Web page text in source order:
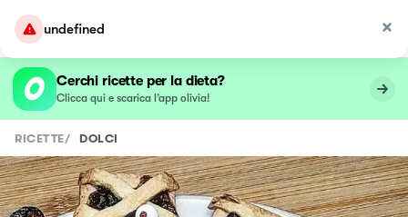
undefined
Cerchi ricette per la dieta?
Clicca qui e scarica l’app olivia!
RICETTE/ DOLCI